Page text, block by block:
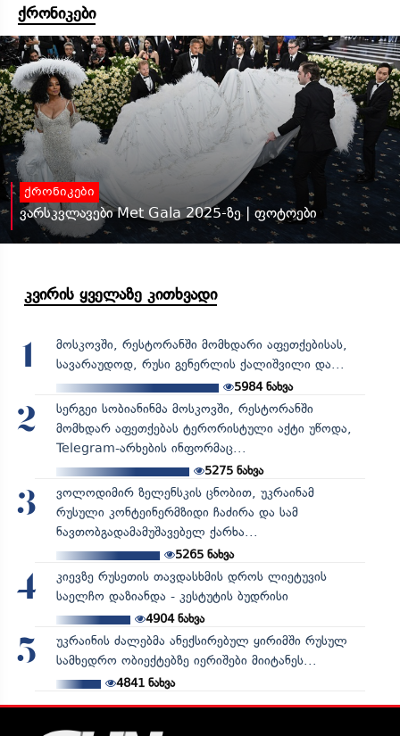
ქრონიკები
ქრონიკები
ვარსკვლავები Met Gala 2025-ზე | ფოტოები
კვირის ყველაზე კითხვადი
1
მოსკოვში, რესტორანში მომხდარი აფეთქებისას,
სავარაუდოდ, რუსი გენერლის ქალიშვილი და...
5984ნახვა
2
სერგეი სობიანინმა მოსკოვში, რესტორანში
მომხდარ აფეთქებას ტერორისტული აქტი უწოდა,
Telegram-არხების ინფორმაც...
5275ნახვა
3
ვოლოდიმირ ზელენსკის ცნობით, უკრაინამ
რუსული კონტეინერმზიდი ჩაძირა და სამ
ნავთობგადამამუშავებელ ქარხა...
5265ნახვა
4
კიევზე რუსეთის თავდასხმის დროს ლიეტუვის
საელჩო დაზიანდა - კესტუტის ბუდრისი
4904ნახვა
5
უკრაინის ძალებმა ანექსირებულ ყირიმში რუსულ
სამხედრო ობიექტებზე იერიშები მიიტანეს...
4841ნახვა